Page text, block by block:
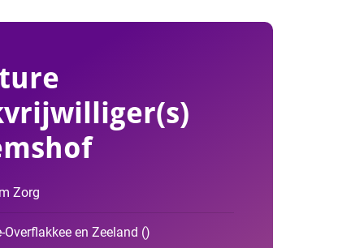
Zorg
Overflakkee en Zeeland ()